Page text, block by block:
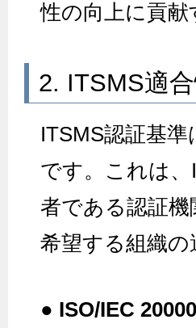
性の向上に貢
2. ITSMS適
ITSMS認証基準
です。これは
者である認証機
希望する組織
● ISO/IEC